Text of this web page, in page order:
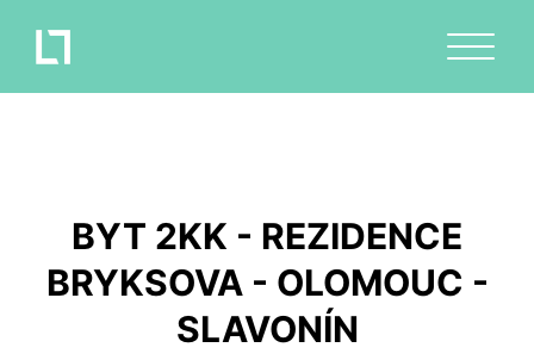
BYT 2KK - REZIDENCE
BRYKSOVA - OLOMOUC -
SLAVONÍN